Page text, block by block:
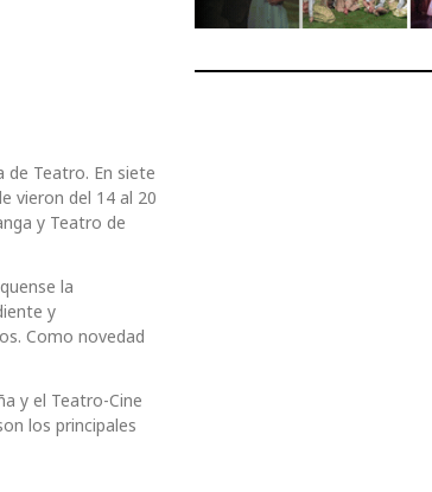
Teatro. En siete
vieron del 14 al 20
y Teatro de
la
y
Como novedad
y el Teatro-Cine
los principales